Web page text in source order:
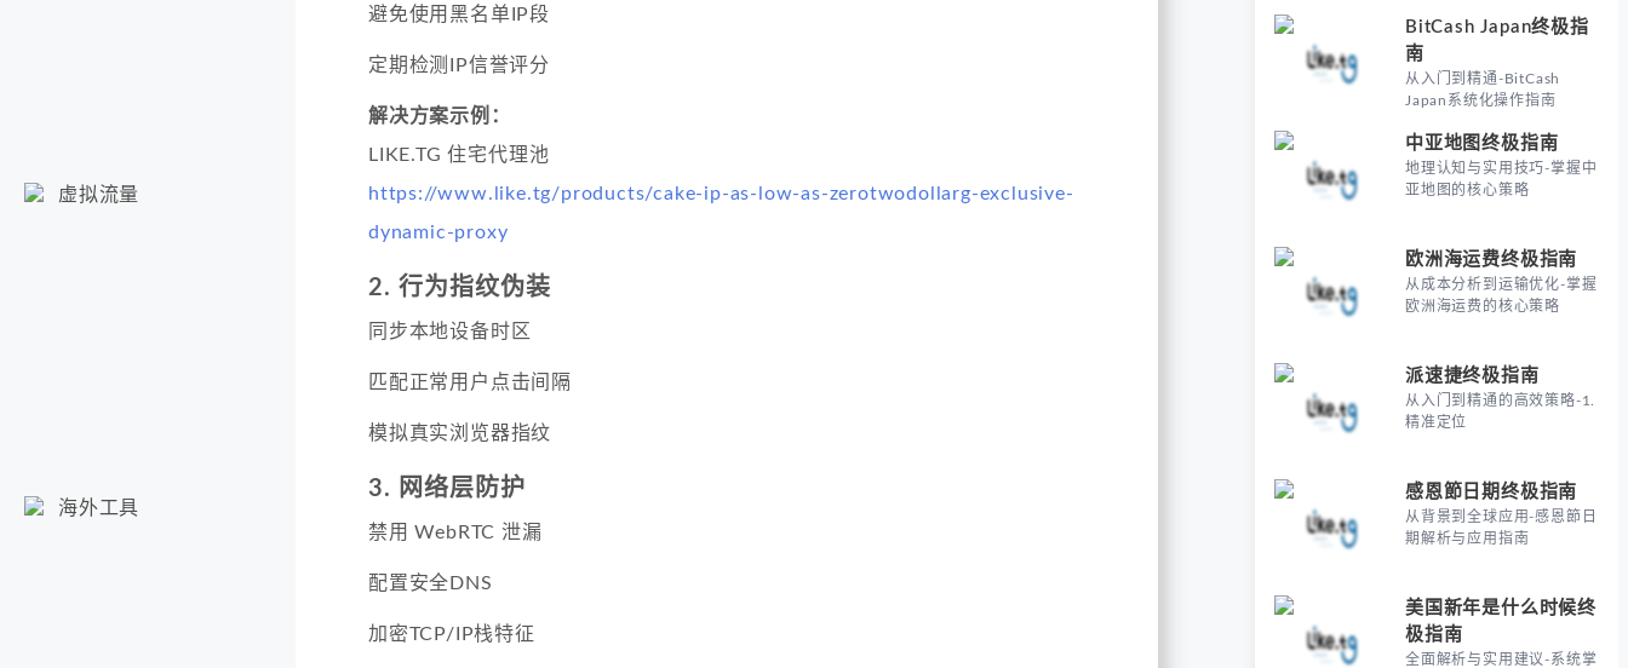
虚拟流量
海外工具
避免使用黑名单IP段
定期检测IP信誉评分
解决方案示例：
LIKE.TG 住宅代理池
https://www.like.tg/products/cake-ip-as-low-as-zerotwodollarg-exclusive-
dynamic-proxy
2. 行为指纹伪装
同步本地设备时区
匹配正常用户点击间隔
模拟真实浏览器指纹
3. 网络层防护
禁用 WebRTC 泄漏
配置安全DNS
加密TCP/IP栈特征
BitCash Japan终极指
南
从入门到精通-BitCash
Japan系统化操作指南
中亚地图终极指南
地理认知与实用技巧-掌握中
亚地图的核心策略
欧洲海运费终极指南
从成本分析到运输优化-掌握
欧洲海运费的核心策略
派速捷终极指南
从入门到精通的高效策略-1.
精准定位
感恩節日期终极指南
从背景到全球应用-感恩節日
期解析与应用指南
美国新年是什么时候终
极指南
全面解析与实用建议-系统掌